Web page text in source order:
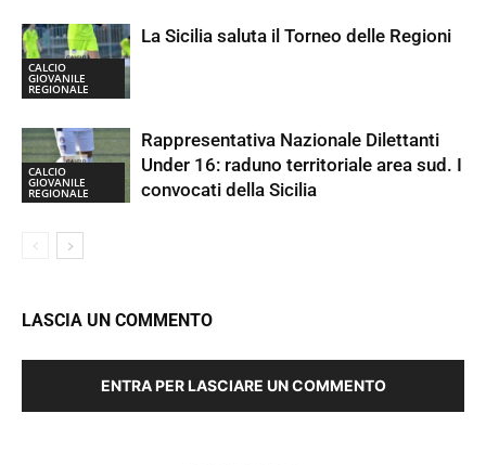
CALCIO
GIOVANILE
REGIONALE
La Sicilia saluta il Torneo delle Regioni
CALCIO
GIOVANILE
REGIONALE
Rappresentativa Nazionale Dilettanti
Under 16: raduno territoriale area sud. I
convocati della Sicilia
LASCIA UN COMMENTO
ENTRA PER LASCIARE UN COMMENTO